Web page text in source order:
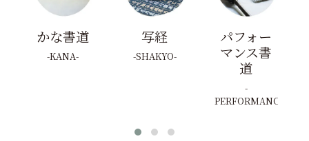
かな書道
KANA
写経
SHAKYO
パフォー
マンス書
道
PERFORMANCE